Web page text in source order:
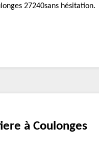
27240sans hésitation.
à Coulonges